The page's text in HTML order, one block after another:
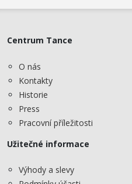
Centrum Tance
O nás
Kontakty
Historie
Press
Pracovní příležitosti
Užitečné informace
Výhody a slevy